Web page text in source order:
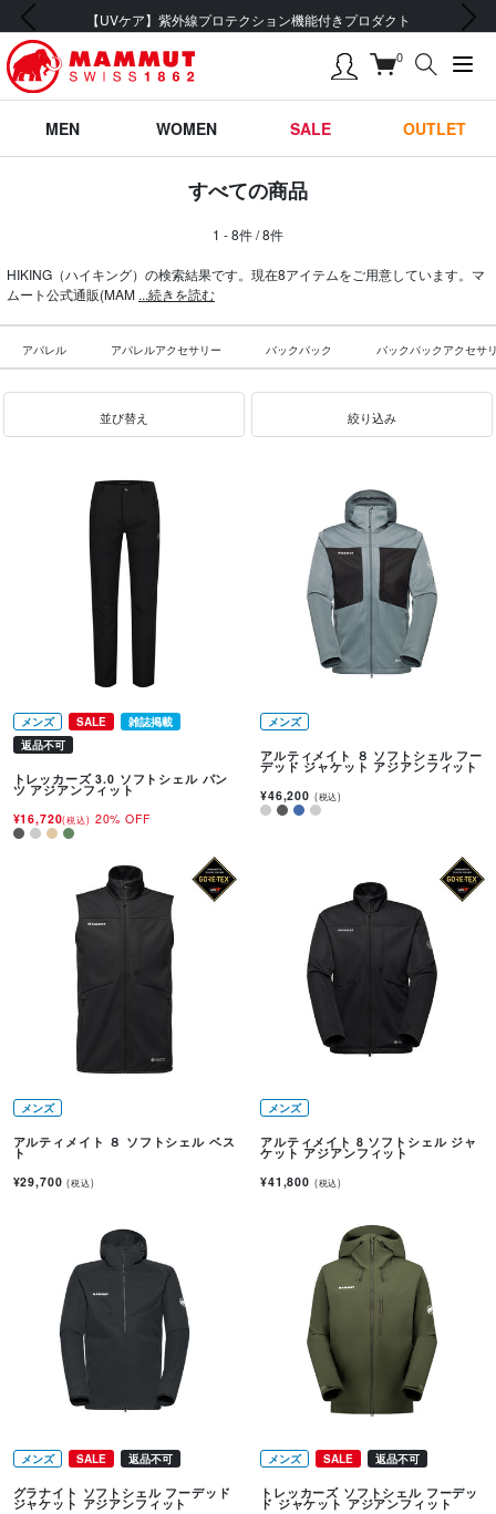
【UVケア】紫外線プロテクション機能付きプロダクト
前の画像 次の画像
0
MEN WOMEN SALE OUTLET
すべての商品
1 - 8件 / 8件
HIKING（ハイキング）の検索結果です。現在8アイテムをご用意しています。マ
ムート公式通販(MAM ...続きを読む
アパレル アパレルアクセサリー バックパック バックパックアクセサ
並び替え 絞り込み
メンズ SALE
雑誌掲載
返品不可
トレッカーズ 3.0 ソフトシェル パン
ツ アジアンフィット
¥16,720(税込) 20% OFF
メンズ
アルティメイト ８ ソフトシェル フー
デッド ジャケット アジアンフィット
¥46,200 (税込)
メンズ
アルティメイト ８ ソフトシェル ベス
ト
¥29,700(税込)
メンズ
アルティメイト 8 ソフトシェル ジャ
ケット アジアンフィット
¥41,800 (税込)
メンズ SALE 返品不可
グラナイト ソフトシェル フーデッド
ジャケット アジアンフィット
メンズ SALE 返品不可
トレッカーズ ソフトシェル フーデッ
ド ジャケット アジアンフィット